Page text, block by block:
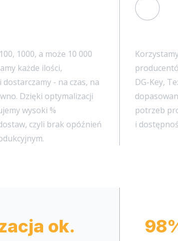
1000, a może 10 000
każde ilości,
- na czas, na
Dzięki optymalizacji
wysoki %
czyli brak opóźnień
DG-Key,
potrzeb
i
ok.